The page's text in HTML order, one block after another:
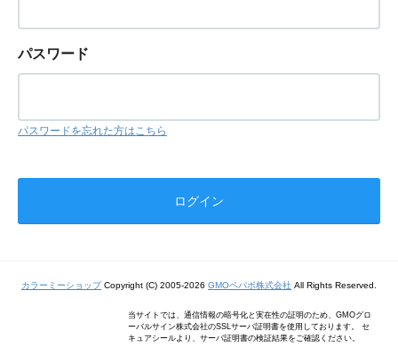
パスワード
パスワードを忘れた方はこちら
カラーミーショップCopyright (C) 2005-2026 GMOペパボ株式会社 All Rights Reserved.
当サイトでは、通信情報の暗号化と実在性の証明のため、GMOグロ
ーバルサイン株式会社のSSLサーバ証明書を使用しております。 セ
キュアシールより、サーバ証明書の検証結果をご確認ください。